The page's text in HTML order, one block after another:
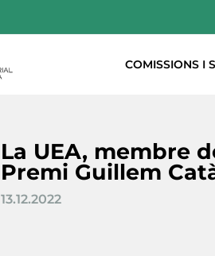
COMISSIONS I
La UEA, membre
Premi Guillem
13.12.2022